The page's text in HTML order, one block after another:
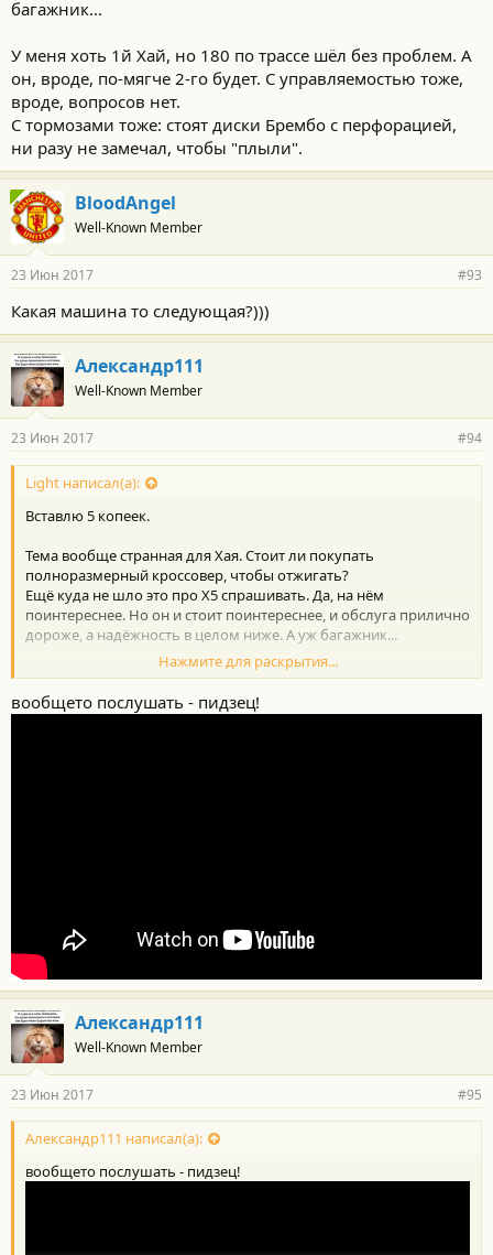
багажник...
У меня хоть 1й Хай, но 180 по трассе шёл без проблем. А
он, вроде, по-мягче 2-го будет. С управляемостью тоже,
вроде, вопросов нет.
С тормозами тоже: стоят диски Брембо с перфорацией,
ни разу не замечал, чтобы "плыли".
BloodAngel
Well-Known Member
23 Июн 2017 #93
Какая машина то следующая?)))
Александр111
Well-Known Member
23 Июн 2017 #94
Light написал(а):
Вставлю 5 копеек.
Тема вообще странная для Хая. Стоит ли покупать
полноразмерный кроссовер, чтобы отжигать?
Ещё куда не шло это про Х5 спрашивать. Да, на нём
поинтереснее. Но он и стоит поинтереснее, и обслуга прилично
дороже, а надёжность в целом ниже. А уж багажник...
У меня хоть 1й Хай, но 180 по трассе шёл без проблем. А он,
вроде, по-мягче 2-го будет. С управляемостью тоже, вроде,
вопросов нет.
Нажмите для раскрытия...
вообщето послушать - пидзец!
Александр111
Well-Known Member
23 Июн 2017 #95
Александр111 написал(а):
вообщето послушать - пидзец!